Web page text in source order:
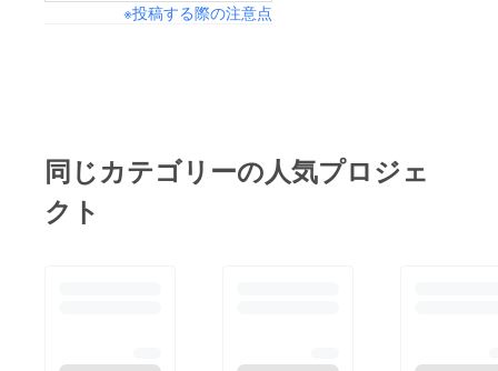
※投稿する際の注意点
同じカテゴリーの人気プロジェ
クト